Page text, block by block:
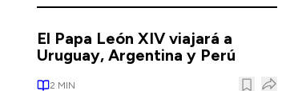
El Papa León XIV viajará a
Uruguay, Argentina y Perú
2 MIN